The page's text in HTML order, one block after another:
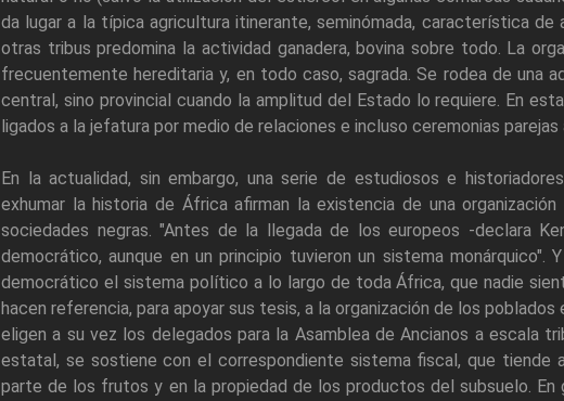
da lugar a la típica agricultura itinerante, seminómada, característica de
otras tribus predomina la actividad ganadera, bovina sobre todo. La
frecuentemente hereditaria y, en todo caso, sagrada. Se rodea de una
central, sino provincial cuando la amplitud del Estado lo requiere. En
ligados a la jefatura por medio de relaciones e incluso ceremonias
En la actualidad, sin embargo, una serie de estudiosos e
exhumar la historia de África afirman la existencia de una
sociedades negras. "Antes de la llegada de los europeos -declara
democrático, aunque en un principio tuvieron un sistema monárquico".
democrático el sistema político a lo largo de toda África, que nadie
hacen referencia, para apoyar sus tesis, a la organización de los
eligen a su vez los delegados para la Asamblea de Ancianos a escala
estatal, se sostiene con el correspondiente sistema fiscal, que tiende
parte de los frutos y en la propiedad de los productos del subsuelo.